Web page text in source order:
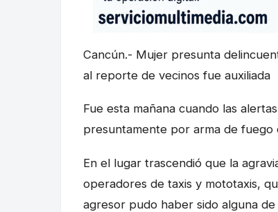
Cancún.- Mujer presunta
al reporte de vecinos fue auxiliada
Fue esta mañana cuando las
presuntamente por arma de fuego
En el lugar trascendió que la
operadores de taxis y mototaxis,
agresor pudo haber sido alguna de